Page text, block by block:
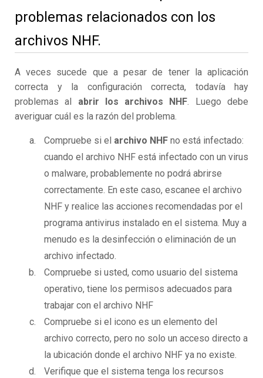
problemas relacionados con los
archivos NHF.
A veces sucede que a pesar de tener la aplicación
correcta y la configuración correcta, todavía hay
problemas al abrir los archivos NHF. Luego debe
averiguar cuál es la razón del problema.
Compruebe si el archivo NHF no está infectado:
cuando el archivo NHF está infectado con un virus
o malware, probablemente no podrá abrirse
correctamente. En este caso, escanee el archivo
NHF y realice las acciones recomendadas por el
programa antivirus instalado en el sistema. Muy a
menudo es la desinfección o eliminación de un
archivo infectado.
Compruebe si usted, como usuario del sistema
operativo, tiene los permisos adecuados para
trabajar con el archivo NHF
Compruebe si el icono es un elemento del
archivo correcto, pero no solo un acceso directo a
la ubicación donde el archivo NHF ya no existe.
Verifique que el sistema tenga los recursos